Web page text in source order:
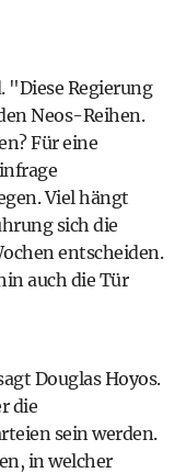
"Diese Regierung
Neos-Reihen.
Für eine
Viel hängt
sich die
entscheiden.
auch die Tür
Douglas Hoyos.
die
sein werden.
in welcher